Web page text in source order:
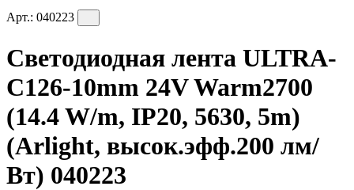
Арт.: 040223
Светодиодная лента ULTRA-
C126-10mm 24V Warm2700
(14.4 W/m, IP20, 5630, 5m)
(Arlight, высок.эфф.200 лм/
Вт) 040223